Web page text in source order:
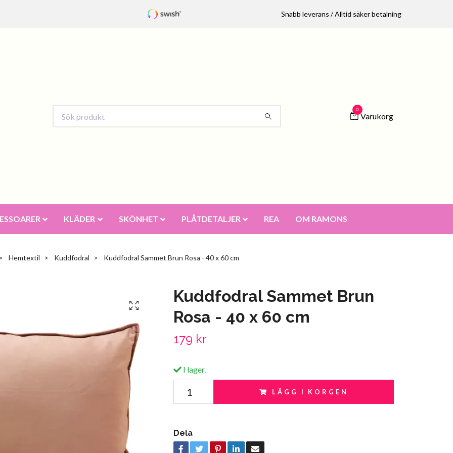
Snabb leverans / Alltid säker betalning
0
Varukorg
KLÄDER SKÖNHET PLÅTDETALJER REA OM RAMONS
Hemtextil Kuddfodral Kuddfodral Sammet Brun Rosa - 40 x 60 cm
Kuddfodral Sammet Brun
Rosa - 40 x 60 cm
179 kr
I lager.
LÄGG I KORGEN
Dela